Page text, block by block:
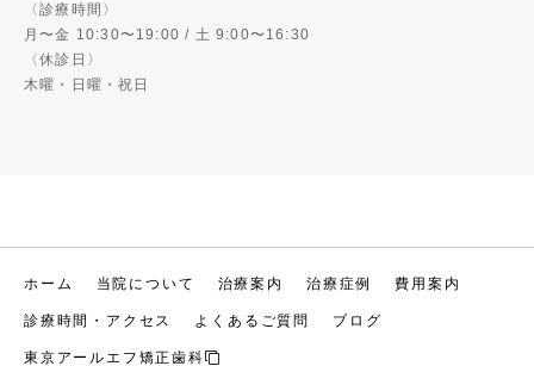
〈診療時間〉
月〜金 10:30〜19:00 / 土 9:00〜16:30
〈休診日〉
木曜・日曜・祝日
ホーム 当院について 治療案内 治療症例 費用案内
診療時間・アクセス よくあるご質問 ブログ
東京アールエフ矯正歯科